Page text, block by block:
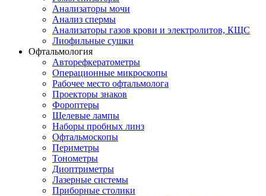
Анализаторы мочи
Анализ спермы
Анализаторы газов крови и электролитов, КЩС
Лиофильные сушки
Офтальмология
Авторефкератометры
Операционные микроскопы
Рабочее место офтальмолога
Проекторы знаков
Фороптеры
Щелевые лампы
Наборы пробных линз
Офтальмоскопы
Периметры
Тонометры
Диоптриметры
Лазерные системы
Приборные столики